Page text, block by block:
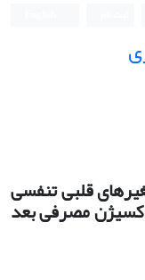
قلبی تنفسی
مصرفی بعد